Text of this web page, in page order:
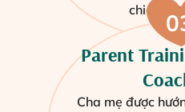
chiến
Parent
Cha mẹ được